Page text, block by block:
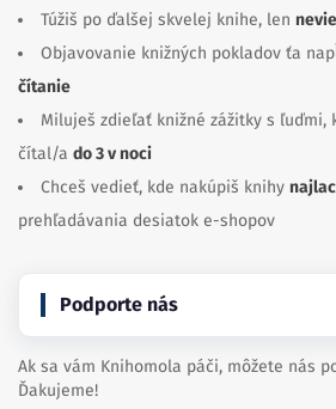
Túžiš po ďalšej skvelej knihe, len
Objavovanie knižných pokladov ťa
čítanie
Miluješ zdieľať knižné zážitky s ľuďmi,
čítal/a do 3 v noci
Chceš vedieť, kde nakúpiš knihy
prehľadávania desiatok e-shopov
Podporte nás
Ak sa vám Knihomola páči, môžete nás
Ďakujeme!